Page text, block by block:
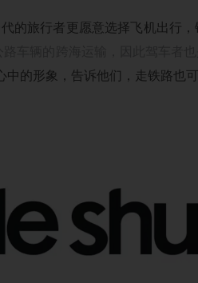
的旅行者更愿意选择飞机出行
的形象，告诉他们，走铁路也